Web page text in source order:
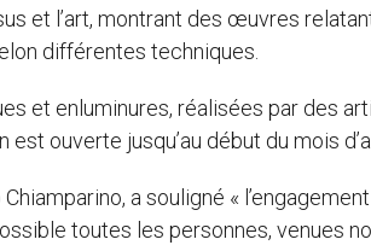
et l’art, montrant des œuvres
différentes techniques.
et enluminures, réalisées par des
ouverte jusqu’au début du mois
a souligné «
toutes les personnes, venues